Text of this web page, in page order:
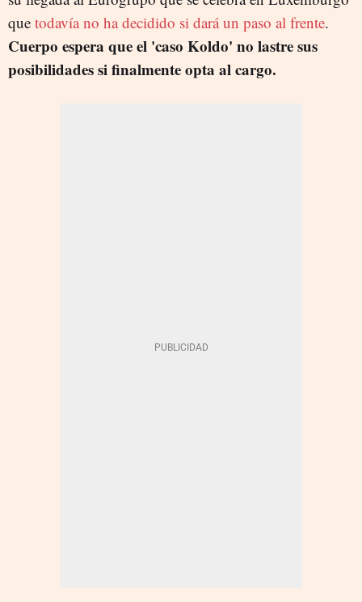
que todavía no ha decidido si dará un paso al frente.
Cuerpo espera que el 'caso Koldo' no lastre sus
posibilidades si finalmente opta al cargo.